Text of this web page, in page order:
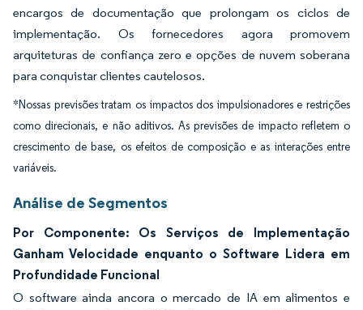
encargos de documentação que prolongam os ciclos de
implementação. Os fornecedores agora promovem
arquiteturas de confiança zero e opções de nuvem soberana
para conquistar clientes cautelosos.
*Nossas previsões tratam os impactos dos impulsionadores e restrições
como direcionais, e não aditivos. As previsões de impacto refletem o
crescimento de base, os efeitos de composição e as interações entre
variáveis.
Análise de Segmentos
Por Componente: Os Serviços de Implementação
Ganham Velocidade enquanto o Software Lidera em
Profundidade Funcional
O software ainda ancora o mercado de IA em alimentos e